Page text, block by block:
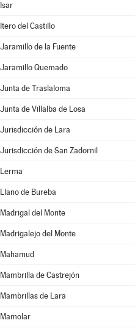
Isar
Itero del Castillo
Jaramillo de la Fuente
Jaramillo Quemado
Junta de Traslaloma
Junta de Villalba de Losa
Jurisdicción de Lara
Jurisdicción de San Zadornil
Lerma
Llano de Bureba
Madrigal del Monte
Madrigalejo del Monte
Mahamud
Mambrilla de Castrejón
Mambrillas de Lara
Mamolar